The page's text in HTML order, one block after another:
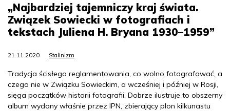
„Najbardziej tajemniczy kraj świata.
Związek Sowiecki w fotografiach i
tekstach Juliena H. Bryana 1930–1959”
21.11.2020 Stalinizm
Tradycja ścisłego reglamentowania, co wolno fotografować, a
czego nie w Związku Sowieckim, a wcześniej i później w Rosji,
sięga początków historii fotografii. Dobrze ilustruje to obszerny
album wydany właśnie przez IPN, zbierający plon kilkunastu